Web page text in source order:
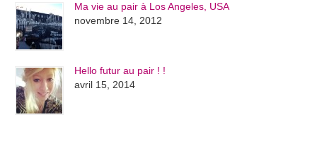
Ma vie au pair à Los Angeles, USA
novembre 14, 2012
Hello futur au pair ! !
avril 15, 2014